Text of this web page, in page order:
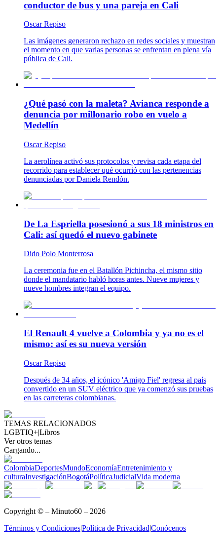
conductor de bus y una pareja en Cali
Oscar Repiso
Las imágenes generaron rechazo en redes sociales y muestran
el momento en que varias personas se enfrentan en plena vía
pública de Cali.
¿Qué pasó con la maleta? Avianca responde a
denuncia por millonario robo en vuelo a
Medellín
Oscar Repiso
La aerolínea activó sus protocolos y revisa cada etapa del
recorrido para establecer qué ocurrió con las pertenencias
denunciadas por Daniela Rendón.
De La Espriella posesionó a sus 18 ministros en
Cali: así quedó el nuevo gabinete
Dido Polo Monterrosa
La ceremonia fue en el Batallón Pichincha, el mismo sitio
donde el mandatario habló horas antes. Nueve mujeres y
nueve hombres integran el equipo.
El Renault 4 vuelve a Colombia y ya no es el
mismo: así es su nueva versión
Oscar Repiso
Después de 34 años, el icónico 'Amigo Fiel' regresa al país
convertido en un SUV eléctrico que ya comenzó sus pruebas
en las carreteras colombianas.
TEMAS RELACIONADOS
LGBTIQ+|Libros
Ver otros temas
Cargando...
ColombiaDeportesMundoEconomíaEntretenimiento y
culturaInvestigaciónBogotáPolíticaJudicialVida moderna
Copyright © – Minuto60 – 2026
Términos y Condiciones|Política de Privacidad|Conócenos